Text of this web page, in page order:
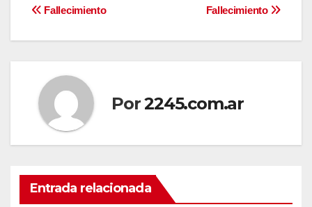
Navegación
de
entradas
Fallecimiento
Fallecimiento
Por2245.com.ar
Entrada relacionada